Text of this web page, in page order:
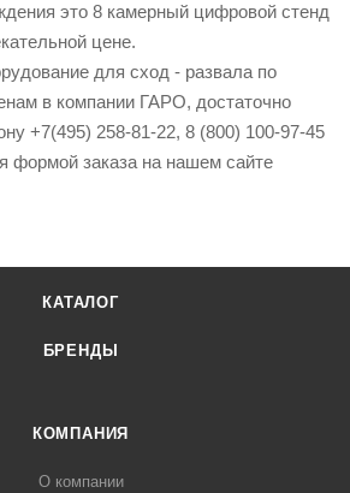
это 8 камерный цифровой стенд
цене.
для сход - развала по
в компании ГАРО, достаточно
+7(495) 258-81-22, 8 (800) 100-97-45
формой заказа на нашем сайте
КАТАЛОГ
БРЕНДЫ
КОМПАНИЯ
О компании